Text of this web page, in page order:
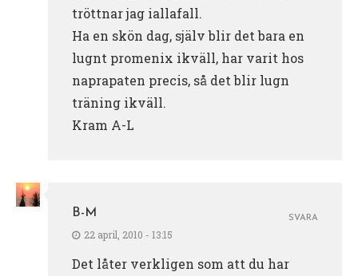
tröttnar jag iallafall.
Ha en skön dag, själv blir det bara en
lugnt promenix ikväll, har varit hos
naprapaten precis, så det blir lugn
träning ikväll.
Kram A-L
B-M
22 april, 2010 - 13:15
Det låter verkligen som att du har
SVARA